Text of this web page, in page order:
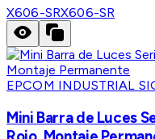
X606-SRX606-SR
EPCOM INDUSTRIAL
Mini Barra de Luces